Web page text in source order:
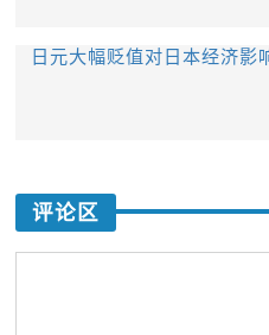
日元大幅贬值对日本经济影
评论区